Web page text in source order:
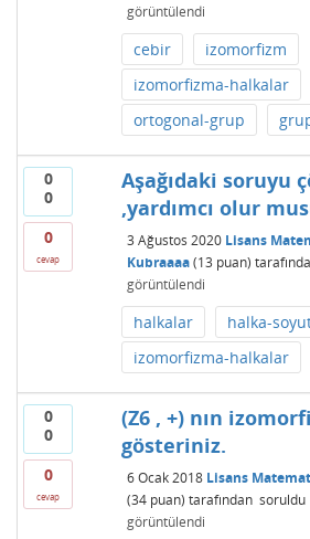
görüntülendi
cebir
izomorfizm
izomorfizma-halkalar
ortogonal-grup
0
0
0
cevap
Aşağıdaki soruyu
,yardımcı olur
3 Ağustos 2020 Lisans
Kubraaaa (13 puan)
görüntülendi
halkalar
halka-
izomorfizma-halkalar
0
0
0
cevap
(Z6 , +) nın
gösteriniz.
6 Ocak 2018 Lisans
(34puan) tarafından soruldu
görüntülendi